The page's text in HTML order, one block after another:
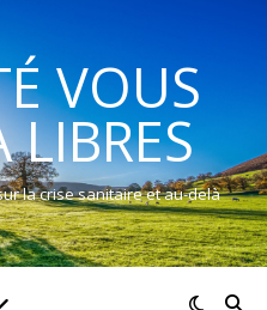
VOUS
LIBRES
la crise sanitaire et au-delà